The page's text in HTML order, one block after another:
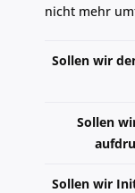
nicht mehr
Sollen wir
Sollen
Sollen wir